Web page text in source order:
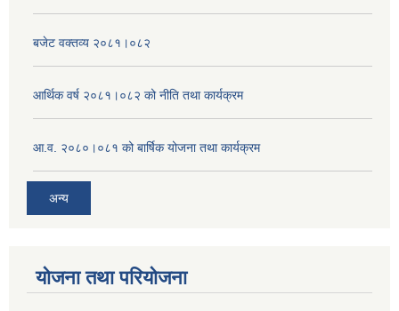
बजेट वक्तव्य २०८१।०८२
आर्थिक वर्ष २०८१।०८२ को नीति तथा कार्यक्रम
आ.व. २०८०।०८१ को बार्षिक योजना तथा कार्यक्रम
अन्य
योजना तथा परियोजना